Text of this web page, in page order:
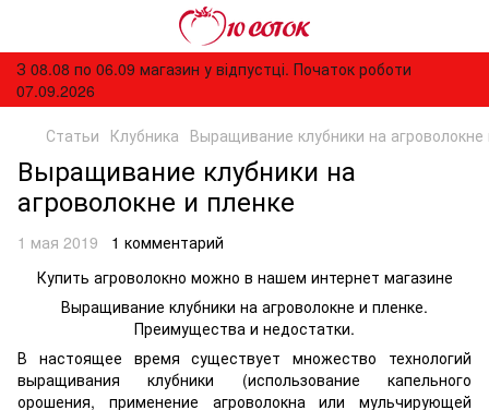
З 08.08 по 06.09 магазин у відпустці. Початок роботи
07.09.2026
Статьи Клубника Выращивание клубники на агроволокне
Выращивание клубники на
агроволокне и пленке
1 мая 2019
1 комментарий
Купить агроволокно можно в нашем интернет магазине
Выращивание клубники на агроволокне и пленке.
Преимущества и недостатки.
В настоящее время существует множество технологий
выращивания клубники (использование капельного
орошения, применение агроволокна или мульчирующей